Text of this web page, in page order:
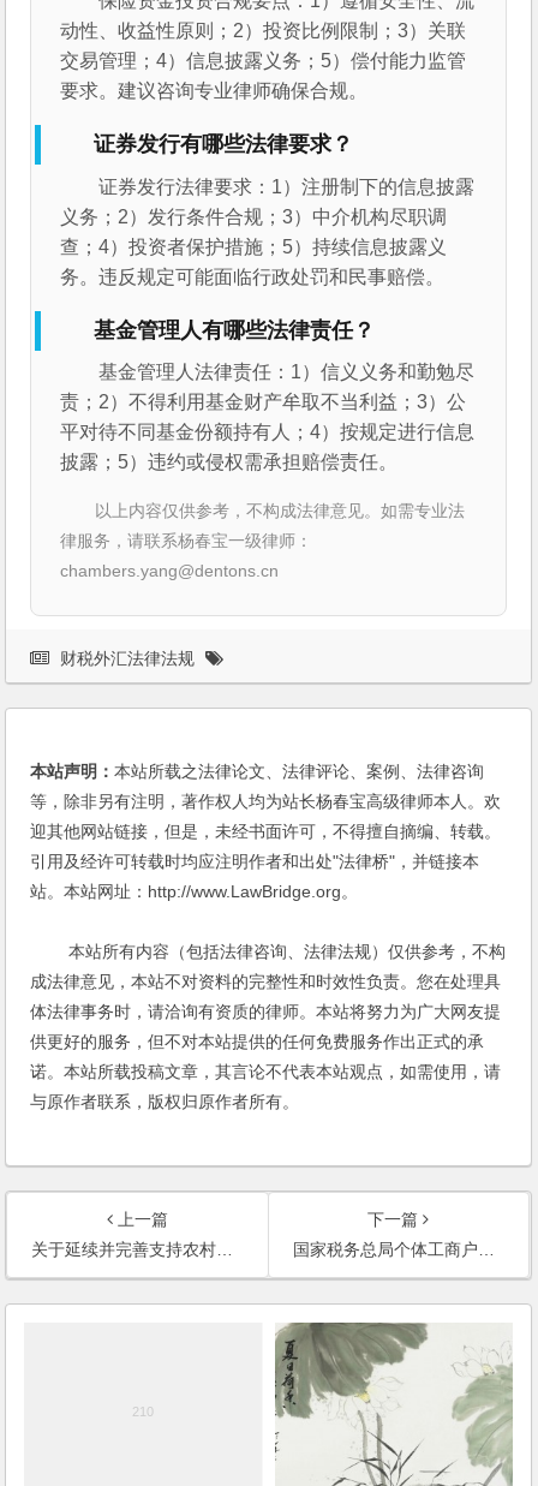
动性、收益性原则；2）投资比例限制；3）关联
交易管理；4）信息披露义务；5）偿付能力监管
要求。建议咨询专业律师确保合规。
证券发行有哪些法律要求？
证券发行法律要求：1）注册制下的信息披露
义务；2）发行条件合规；3）中介机构尽职调
查；4）投资者保护措施；5）持续信息披露义
务。违反规定可能面临行政处罚和民事赔偿。
基金管理人有哪些法律责任？
基金管理人法律责任：1）信义义务和勤勉尽
责；2）不得利用基金财产牟取不当利益；3）公
平对待不同基金份额持有人；4）按规定进行信息
披露；5）违约或侵权需承担赔偿责任。
以上内容仅供参考，不构成法律意见。如需专业法
律服务，请联系杨春宝一级律师：
chambers.yang@dentons.cn
财税外汇法律法规
本站声明：本站所载之法律论文、法律评论、案例、法律咨询
等，除非另有注明，著作权人均为站长杨春宝高级律师本人。欢
迎其他网站链接，但是，未经书面许可，不得擅自摘编、转载。
引用及经许可转载时均应注明作者和出处"法律桥"，并链接本
站。本站网址：http://www.LawBridge.org。
本站所有内容（包括法律咨询、法律法规）仅供参考，不构
成法律意见，本站不对资料的完整性和时效性负责。您在处理具
体法律事务时，请洽询有资质的律师。本站将努力为广大网友提
供更好的服务，但不对本站提供的任何免费服务作出正式的承
诺。本站所载投稿文章，其言论不代表本站观点，如需使用，请
与原作者联系，版权归原作者所有。
上一篇
关于延续并完善支持农村金融发展有关税收政策的通知
下一篇
国家税务总局个体工商户个人所得税计税办法